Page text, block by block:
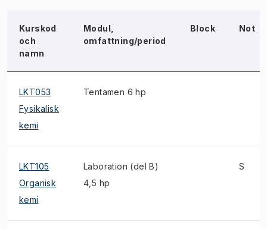
Kurskod
och
namn
Modul,
omfattning/period
Block Not
LKT053
Fysikalisk
kemi
Tentamen 6 hp
LKT105
Organisk
kemi
Laboration (del B)
4,5 hp
S